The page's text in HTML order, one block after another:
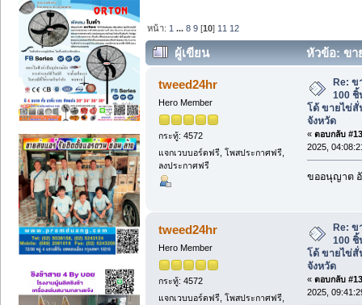
หน้า: 1 ...8 9 [10] 11 12
ผู้เขียน
หัวข้อ: ขา
ดิลโด้ ขายไข่สั่น ส่งฟรี กทม/ต่างจังหวัด
tweed24hr
Hero Member
กระทู้: 4572
แจกเวบบอร์ดฟรี, โพสประกาศฟรี,
ลงประกาศฟรี
Re: ข
100 ชิ้
โด้ ขายไข่สั่
จังหวัด
« ตอบกลับ
2025,
ขออนุญาต
tweed24hr
Hero Member
กระทู้: 4572
แจกเวบบอร์ดฟรี, โพสประกาศฟรี,
Re: ข
100 ชิ้
โด้ ขายไข่สั่
จังหวัด
« ตอบกลับ
2025,